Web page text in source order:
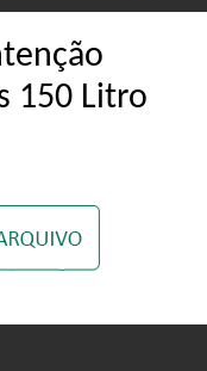
150 Litro